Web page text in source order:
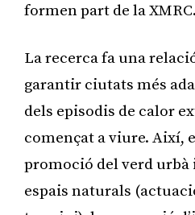
formen part de la XMRC.
La recerca fa una
garantir ciutats més
dels episodis de calor
començat a viure. Així,
promoció del verd urbà
espais naturals